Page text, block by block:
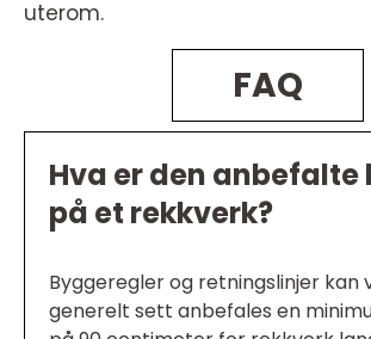
uterom.
FAQ
Hva er den anbefalte
på et rekkverk?
Byggeregler og retningslinjer kan
generelt sett anbefales en